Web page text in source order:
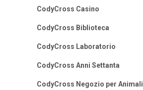
CodyCross Casino
CodyCross Biblioteca
CodyCross Laboratorio
CodyCross Anni Settanta
CodyCross Negozio per Animali